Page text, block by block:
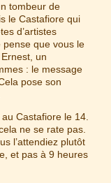
tombeur de
le Castafiore qui
d’artistes
que vous le
un
: le message
pose son
Castafiore le 14.
ne se rate pas.
l’attendiez plutôt
et pas à 9 heures